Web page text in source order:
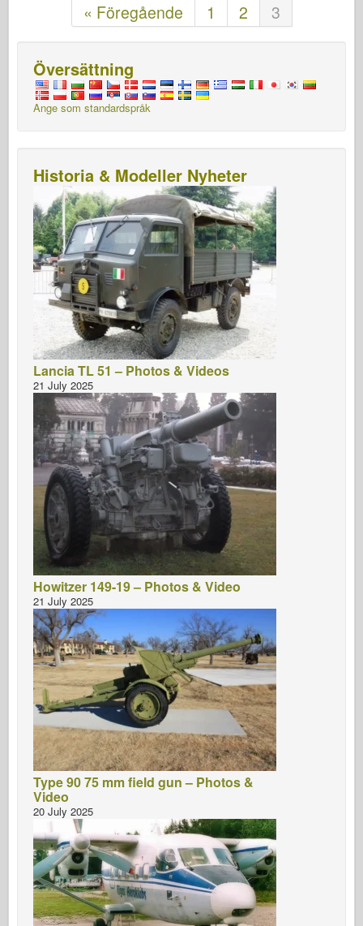
« Föregående 1 2 3
Översättning
Ange som standardspråk
Historia & Modeller Nyheter
Lancia TL 51 – Photos & Videos
21 July 2025
Howitzer 149-19 – Photos & Video
21 July 2025
Type 90 75 mm field gun – Photos &
Video
20 July 2025